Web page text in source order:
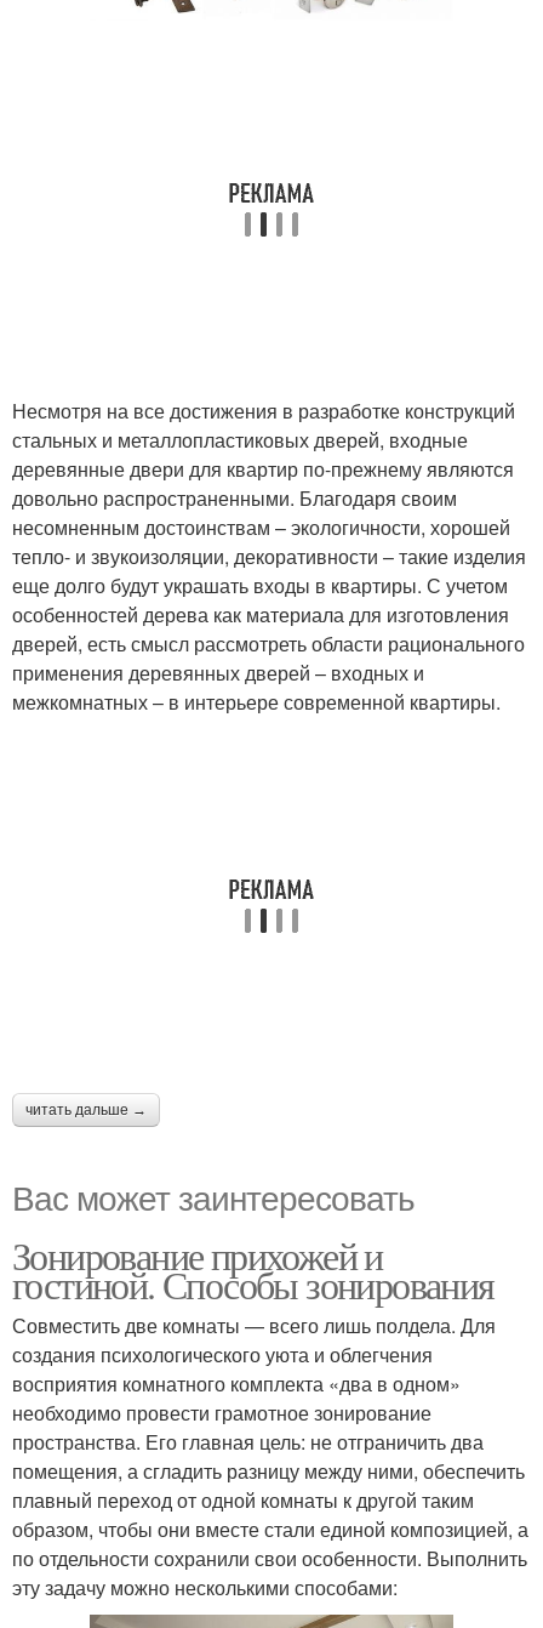
Несмотря на все достижения в разработке конструкций
стальных и металлопластиковых дверей, входные
деревянные двери для квартир по-прежнему являются
довольно распространенными. Благодаря своим
несомненным достоинствам – экологичности, хорошей
тепло- и звукоизоляции, декоративности – такие изделия
еще долго будут украшать входы в квартиры. С учетом
особенностей дерева как материала для изготовления
дверей, есть смысл рассмотреть области рационального
применения деревянных дверей – входных и
межкомнатных – в интерьере современной квартиры.
читать дальше →
Вас может заинтересовать
Зонирование прихожей и
гостиной. Способы зонирования
Совместить две комнаты — всего лишь полдела. Для
создания психологического уюта и облегчения
восприятия комнатного комплекта «два в одном»
необходимо провести грамотное зонирование
пространства. Его главная цель: не отграничить два
помещения, а сгладить разницу между ними, обеспечить
плавный переход от одной комнаты к другой таким
образом, чтобы они вместе стали единой композицией, а
по отдельности сохранили свои особенности. Выполнить
эту задачу можно несколькими способами: